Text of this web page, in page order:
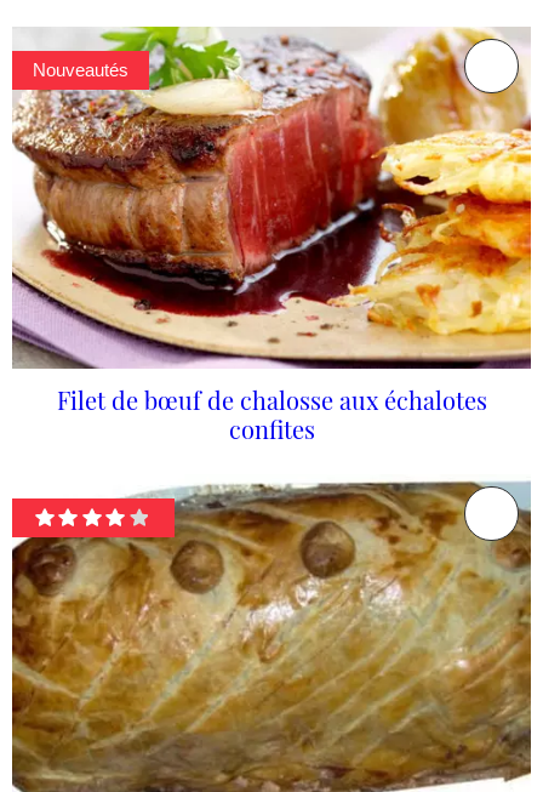
Nouveautés
Filet de bœuf de chalosse aux échalotes
confites